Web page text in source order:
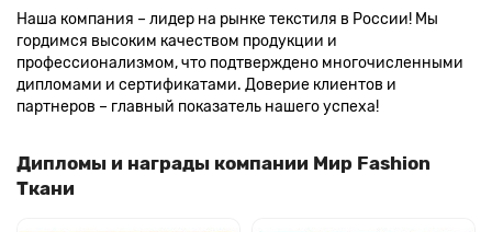
Наша компания – лидер на рынке текстиля в России! Мы
гордимся высоким качеством продукции и
профессионализмом, что подтверждено многочисленными
дипломами и сертификатами. Доверие клиентов и
партнеров – главный показатель нашего успеха!
Дипломы и награды компании Мир Fashion
Ткани